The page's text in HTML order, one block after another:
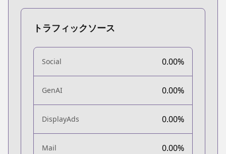
トラフィックソース
Social 0.00%
GenAI 0.00%
DisplayAds 0.00%
Mail 0.00%